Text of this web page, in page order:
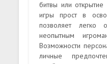
битвы или
игры прост в
позволяет легко
неопытным
Возможности
личные